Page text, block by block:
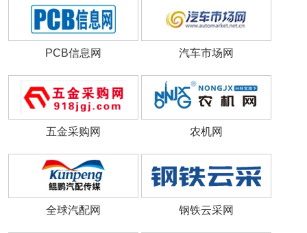
PCB信息网 汽车市场网
五金采购网 农机网
全球汽配网 钢铁云采网